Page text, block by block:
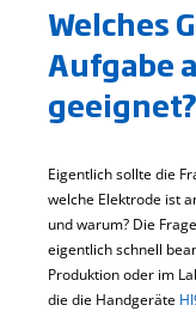
Welches
Aufgabe
geeignet?
Eigentlich sollte die
welche Elektrode ist
und warum? Die
eigentlich schnell
Produktion oder im
die die Handgeräte